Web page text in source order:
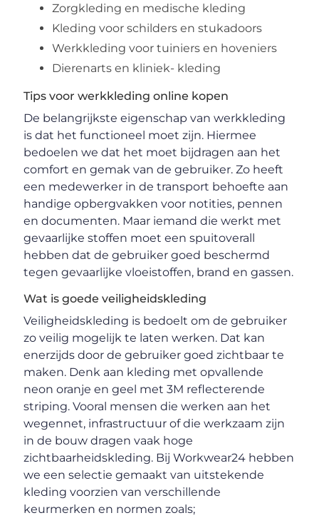
Zorgkleding en medische kleding
Kleding voor schilders en stukadoors
Werkkleding voor tuiniers en hoveniers
Dierenarts en kliniek- kleding
Tips voor werkkleding online kopen
De belangrijkste eigenschap van werkkleding
is dat het functioneel moet zijn. Hiermee
bedoelen we dat het moet bijdragen aan het
comfort en gemak van de gebruiker. Zo heeft
een medewerker in de transport behoefte aan
handige opbergvakken voor notities, pennen
en documenten. Maar iemand die werkt met
gevaarlijke stoffen moet een spuitoverall
hebben dat de gebruiker goed beschermd
tegen gevaarlijke vloeistoffen, brand en gassen.
Wat is goede veiligheidskleding
Veiligheidskleding is bedoelt om de gebruiker
zo veilig mogelijk te laten werken. Dat kan
enerzijds door de gebruiker goed zichtbaar te
maken. Denk aan kleding met opvallende
neon oranje en geel met 3M reflecterende
striping. Vooral mensen die werken aan het
wegennet, infrastructuur of die werkzaam zijn
in de bouw dragen vaak hoge
zichtbaarheidskleding. Bij Workwear24 hebben
we een selectie gemaakt van uitstekende
kleding voorzien van verschillende
keurmerken en normen zoals;